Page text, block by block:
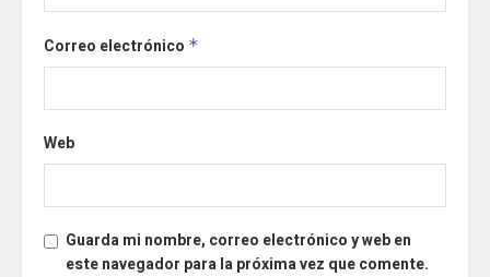
Correo electrónico *
Web
Guarda mi nombre, correo electrónico y web en
este navegador para la próxima vez que comente.